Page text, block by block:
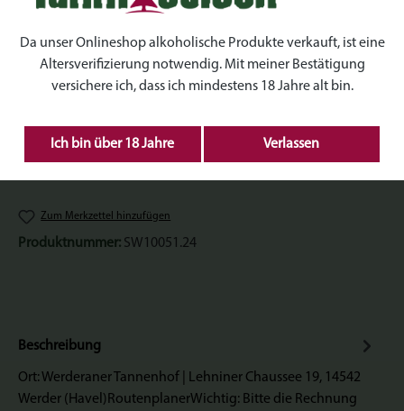
Uhrzeitenauswählen
auswählen
Produkt Anzahl: Gib den gewünschten Wert
IN DEN WARENKORB
Zum Merkzettel hinzufügen
Produktnummer: SW10051.24
Beschreibung
Ort: Werderaner Tannenhof | Lehniner Chaussee 19, 14542
Werder (Havel)RoutenplanerWichtig: Bitte die Rechnung
Da unser Onlineshop alkoholische Produkte verkauft, ist eine
Altersverifizierung notwendig. Mit meiner Bestätigung
versichere ich, dass ich mindestens 18 Jahre alt bin.
Ich bin über 18 Jahre Verlassen